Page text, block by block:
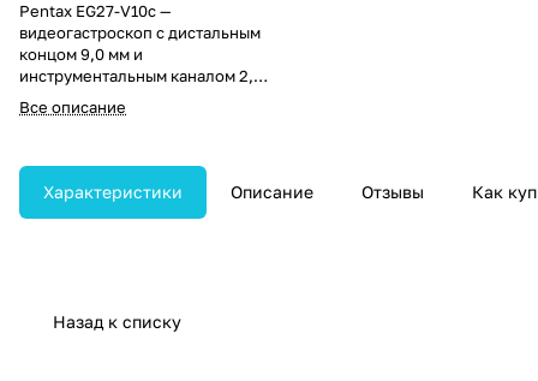
Pentax EG27-V10c —
видеогастроскоп с дистальным
концом 9,0 мм и
инструментальным каналом 2,8
мм, обеспечивающий глубину
резкости 3–100 мм. Обладает
вниз для точной и удобной
навигации.
Все описание
Характеристики Описание Отзывы Как
Назад к списку